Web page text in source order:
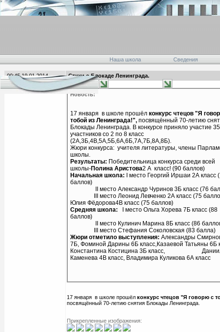
Наша школа Сведения
00:45 19.01.2014
Стихи о Блокаде Ленинграда.
Новость:
17 января в школе прошёл конкурс чтецов "Я
тобой из Ленинграда!", посвящённый 70-летию
Блокады Ленинграда. В конкурсе приняло участие 35
участников со 2 по 8 класс
(2А,3Б,4В,5А,5Б,6А,6Б,7А,7Б,8А,8Б).
Жюри конкурса: учителя литературы, члены
школы.
Результаты: Победительница конкурса среди всей
школы-Полина Аристова2 А класс! (90 баллов)
Начальная школа:
I место Георгий Иршаи 2А класс
баллов)
II место Александр Чуринов 3Б класс (76
III место Леонид Левченко 2А класс (75
Юлия Фёдорова4В класс (75 баллов)
Средняя школа:
I место Ольга Хорева 7Б класс (88
баллов)
II место Кулинич Марина 8Б класс (86
III место Стефания Соколовская (83 балла)
Жюри отметило выступления: Александры
7Б, Фоминой Дарины 6Б класс,Казаевой Татьяны 6Б
Константина Костицина 3Б класс,
Каменева 4В класс, Владимира Куликова 6А класс
17 января в школе прошёл конкурс чтецов "Я говорю с
посвящённый 70-летию снятия Блокады Ленинграда.
Прикрепленные изображения: